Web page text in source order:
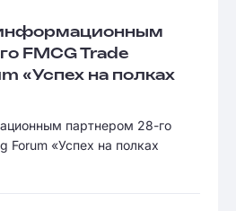
информационным
FMCG Trade
«Успех на полках
партнером 28-го
Forum «Успех на полках